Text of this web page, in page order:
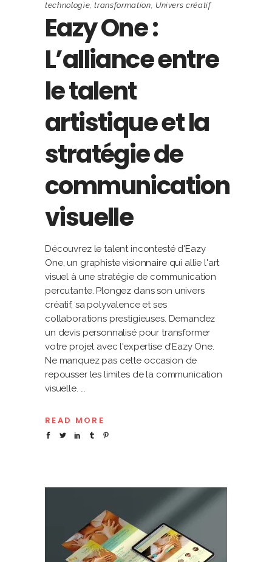
technologie,transformation, Univers créatif
Eazy One :
L’alliance entre
le talent
artistique et la
stratégie de
communication
visuelle
Découvrez le talent incontesté d'Eazy
One, un graphiste visionnaire qui allie l'art
visuel à une stratégie de communication
percutante. Plongez dans son univers
créatif, sa polyvalence et ses
collaborations prestigieuses. Demandez
un devis personnalisé pour transformer
votre projet avec l'expertise d'Eazy One.
Ne manquez pas cette occasion de
repousser les limites de la communication
visuelle.
READ MORE